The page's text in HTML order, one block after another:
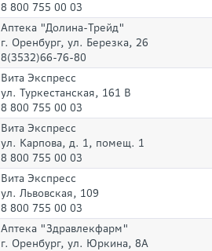
8 800 755 00 03
Аптека "Долина-Трейд"
г. Оренбург, ул. Березка, 26
8(3532)66-76-80
Вита Экспресс
ул. Туркестанская, 161 В
8 800 755 00 03
Вита Экспресс
ул. Карпова, д. 1, помещ. 1
8 800 755 00 03
Вита Экспресс
ул. Львовская, 109
8 800 755 00 03
Аптека "Здравлекфарм"
г. Оренбург, ул. Юркина, 8А